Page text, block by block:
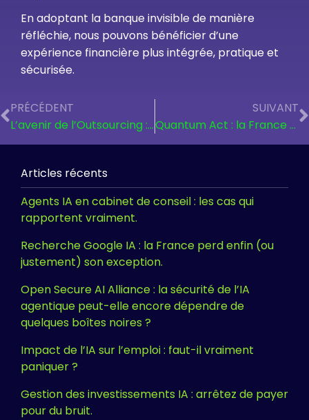
En adoptant la banque invisible de manière
réfléchie, nous pouvons bénéficier d’une
expérience financière plus intégrée, pratique et
sécurisée.
PRÉCÉDENT
L’avenir de l’Outsourcing : quelles perspectives pour 2025 ?
SUIVANT
Quantum Act : la France mise 1 milliard et appelle l’Europe à se réveiller.
Articles récents
Agents IA en cabinet de conseil : les cas qui
rapportent vraiment.
Recherche Google IA : la France perd enfin (ou
justement) son exception.
Open Secure AI Alliance : la sécurité de l’IA
agentique peut-elle encore dépendre de
quelques boîtes noires ?
Impact de l’IA sur l’emploi : faut-il vraiment
paniquer ?
Gestion des investissements IA : arrêtez de payer
pour du bruit.